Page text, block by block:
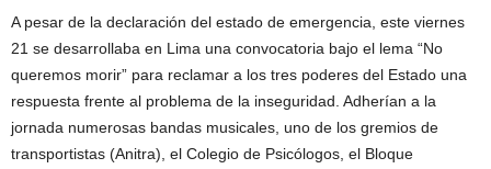
A pesar de la declaración del estado de emergencia, este viernes
21 se desarrollaba en Lima una convocatoria bajo el lema “No
queremos morir” para reclamar a los tres poderes del Estado una
respuesta frente al problema de la inseguridad. Adherían a la
jornada numerosas bandas musicales, uno de los gremios de
transportistas (Anitra), el Colegio de Psicólogos, el Bloque